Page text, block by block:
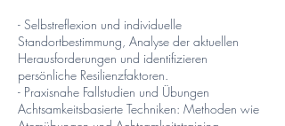
- Selbstreflexion und individuelle
Standortbestimmung, Analyse der aktuellen
Herausforderungen und identifizieren
persönliche Resilienzfaktoren.
- Praxisnahe Fallstudien und Übungen
Achtsamkeitsbasierte Techniken: Methoden wie